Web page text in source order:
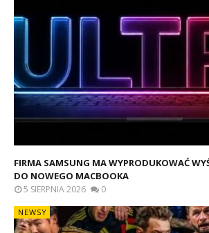
FIRMA SAMSUNG MA WYPRODUKOWAĆ
DO NOWEGO MACBOOKA
5 SIERPNIA 2026 0
NEWSY